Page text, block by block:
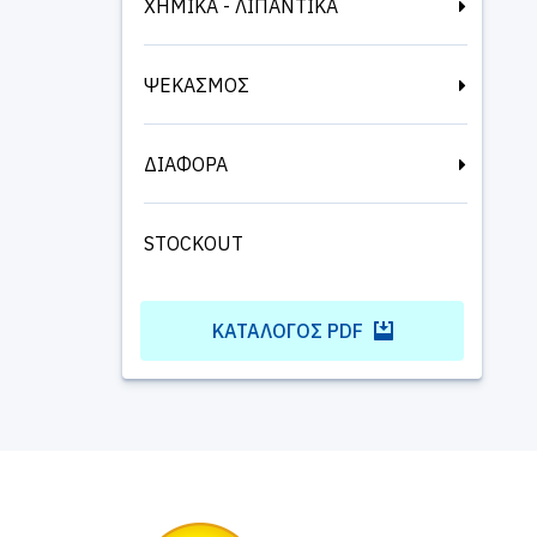
ΧΗΜΙΚΑ - ΛΙΠΑΝΤΙΚΑ
ΨΕΚΑΣΜΟΣ
ΔΙΑΦΟΡΑ
STOCKOUT
ΚΑΤΆΛΟΓΟΣ PDF